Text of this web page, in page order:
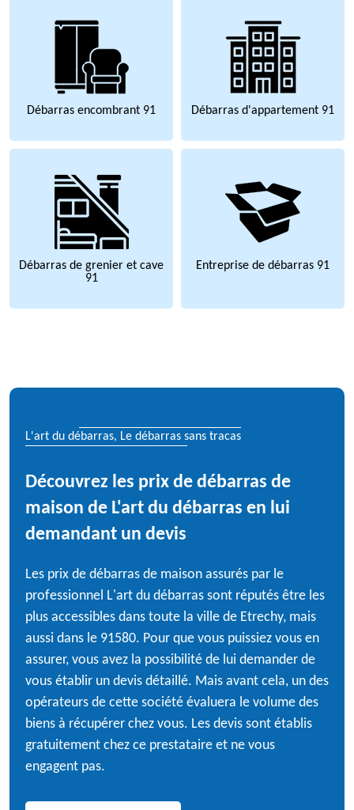
Débarras encombrant 91 Débarras d'appartement 91
Débarras de grenier et cave
91
Entreprise de débarras 91
L'art du débarras, Le débarras sans tracas
Découvrez les prix de débarras de
maison de L'art du débarras en lui
demandant un devis
Les prix de débarras de maison assurés par le
professionnel L'art du débarras sont réputés être les
plus accessibles dans toute la ville de Etrechy, mais
aussi dans le 91580. Pour que vous puissiez vous en
assurer, vous avez la possibilité de lui demander de
vous établir un devis détaillé. Mais avant cela, un des
opérateurs de cette société évaluera le volume des
biens à récupérer chez vous. Les devis sont établis
gratuitement chez ce prestataire et ne vous
engagent pas.